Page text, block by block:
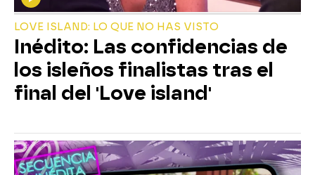
LOVE ISLAND: LO QUE NO HAS VISTO
Inédito: Las confidencias de
los isleños finalistas tras el
final del 'Love island'